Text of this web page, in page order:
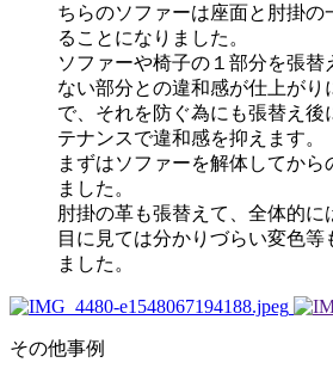
ちらのソファーは座面と肘掛の
ることになりました。
ソファーや椅子の１部分を張替
ない部分との違和感が仕上がり
で、それを防ぐ為にも張替え後
テナンスで違和感を抑えます。
まずはソファーを解体してから
ました。
肘掛の革も張替えて、全体的に
目に見ては分かりづらい変色等
ました。
その他事例